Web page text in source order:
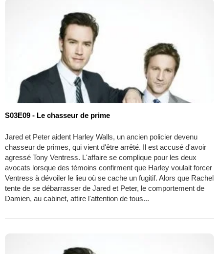
S03E09 - Le chasseur de prime
Jared et Peter aident Harley Walls, un ancien policier devenu
chasseur de primes, qui vient d'être arrêté. Il est accusé d'avoir
agressé Tony Ventress. L'affaire se complique pour les deux
avocats lorsque des témoins confirment que Harley voulait forcer
Ventress à dévoiler le lieu où se cache un fugitif. Alors que Rachel
tente de se débarrasser de Jared et Peter, le comportement de
Damien, au cabinet, attire l'attention de tous...